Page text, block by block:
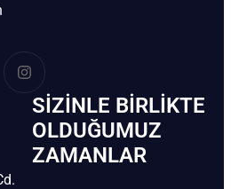
SIZINLE BIRLIKTE
OLDUĞUMUZ
ZAMANLAR